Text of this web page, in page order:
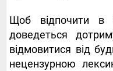
Щоб відпочити в
доведеться
відмовитися від
нецензурною